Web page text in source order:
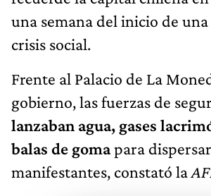
una semana del inicio de
crisis social.
Frente al Palacio de La
gobierno, las fuerzas de
lanzaban agua, gases
balas de gomapara
manifestantes, constató la